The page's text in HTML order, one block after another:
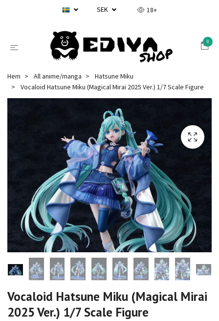
SEK 18+
0
Hem All anime/manga
Hatsune Miku
Vocaloid Hatsune Miku (Magical Mirai 2025 Ver.) 1/7 Scale Figure
Vocaloid Hatsune Miku (Magical Mirai
2025 Ver.) 1/7 Scale Figure